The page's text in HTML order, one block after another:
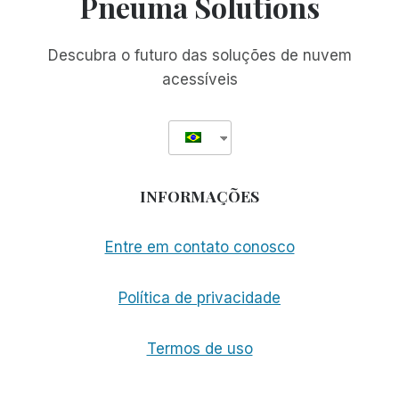
WORKSHOPS
OUTREACH
Descubra o futuro das soluções de nuvem
acessíveis
INFORMAÇÕES
Entre em contato conosco
Política de privacidade
Termos de uso